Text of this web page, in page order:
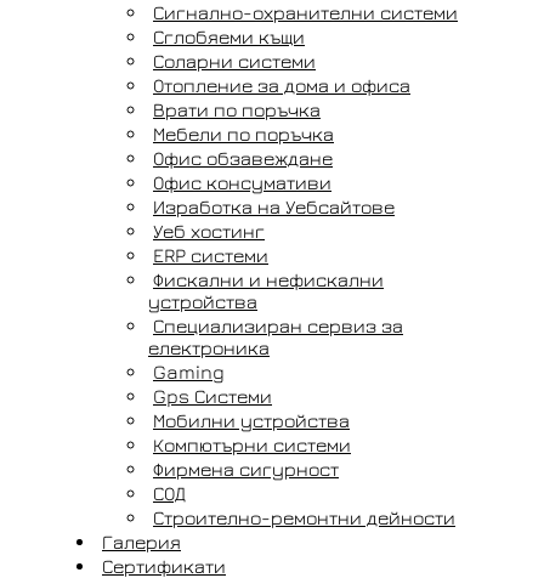
Сигнално-охранителни системи
Сглобяеми къщи
Соларни системи
Отопление за дома и офиса
Врати по поръчка
Мебели по поръчка
Офис обзавеждане
Офис консумативи
Изработка на Уебсайтове
Уеб хостинг
ERP системи
Фискални и нефискални
устройства
Специализиран сервиз за
електроника
Gaming
Gps Системи
Мобилни устройства
Компютърни системи
Фирмена сигурност
СОД
Строително-ремонтни дейности
Галерия
Сертификати